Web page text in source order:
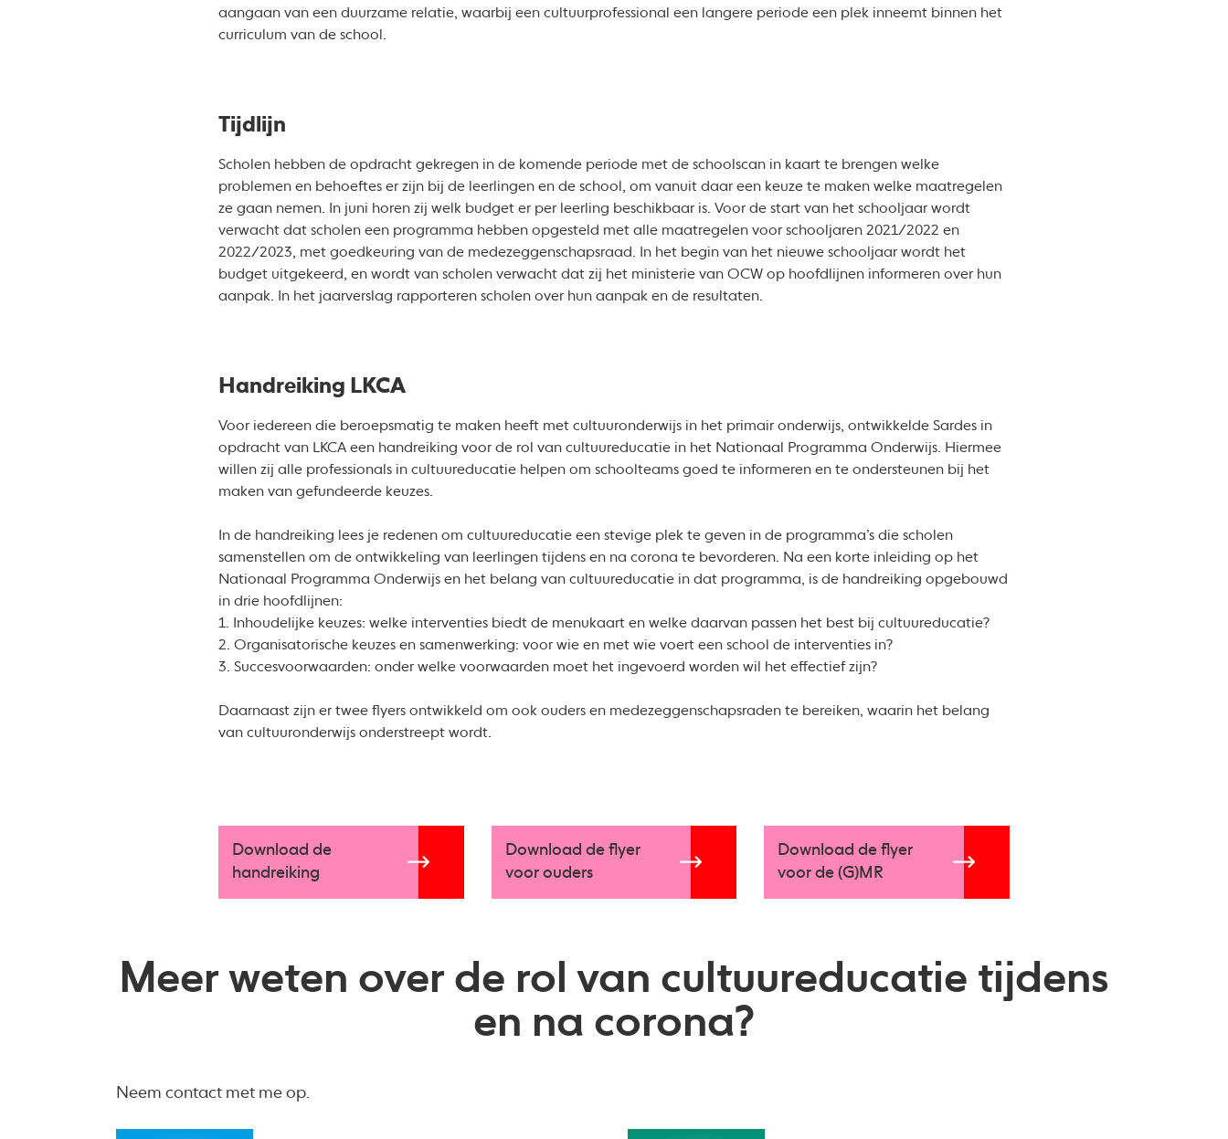
aangaan van een duurzame relatie, waarbij een cultuurprofessional een langere periode een plek inneemt binnen het
curriculum van de school.
Tijdlijn
Scholen hebben de opdracht gekregen in de komende periode met de schoolscan in kaart te brengen welke
problemen en behoeftes er zijn bij de leerlingen en de school, om vanuit daar een keuze te maken welke maatregelen
ze gaan nemen. In juni horen zij welk budget er per leerling beschikbaar is. Voor de start van het schooljaar wordt
verwacht dat scholen een programma hebben opgesteld met alle maatregelen voor schooljaren 2021/2022 en
2022/2023, met goedkeuring van de medezeggenschapsraad. In het begin van het nieuwe schooljaar wordt het
budget uitgekeerd, en wordt van scholen verwacht dat zij het ministerie van OCW op hoofdlijnen informeren over hun
aanpak. In het jaarverslag rapporteren scholen over hun aanpak en de resultaten.
Handreiking LKCA
Voor iedereen die beroepsmatig te maken heeft met cultuuronderwijs in het primair onderwijs, ontwikkelde Sardes in
opdracht van LKCA een handreiking voor de rol van cultuureducatie in het Nationaal Programma Onderwijs. Hiermee
willen zij alle professionals in cultuureducatie helpen om schoolteams goed te informeren en te ondersteunen bij het
maken van gefundeerde keuzes.
In de handreiking lees je redenen om cultuureducatie een stevige plek te geven in de programma’s die scholen
samenstellen om de ontwikkeling van leerlingen tijdens en na corona te bevorderen. Na een korte inleiding op het
Nationaal Programma Onderwijs en het belang van cultuureducatie in dat programma, is de handreiking opgebouwd
in drie hoofdlijnen:
1. Inhoudelijke keuzes: welke interventies biedt de menukaart en welke daarvan passen het best bij cultuureducatie?
2. Organisatorische keuzes en samenwerking: voor wie en met wie voert een school de interventies in?
3. Succesvoorwaarden: onder welke voorwaarden moet het ingevoerd worden wil het effectief zijn?
Daarnaast zijn er twee flyers ontwikkeld om ook ouders en medezeggenschapsraden te bereiken, waarin het belang
van cultuuronderwijs onderstreept wordt.
Download de
handreiking
Download de flyer
voor ouders
Download de flyer
voor de (G)MR
Meer weten over de rol van cultuureducatie tijdens
en na corona?
Neem contact met me op.